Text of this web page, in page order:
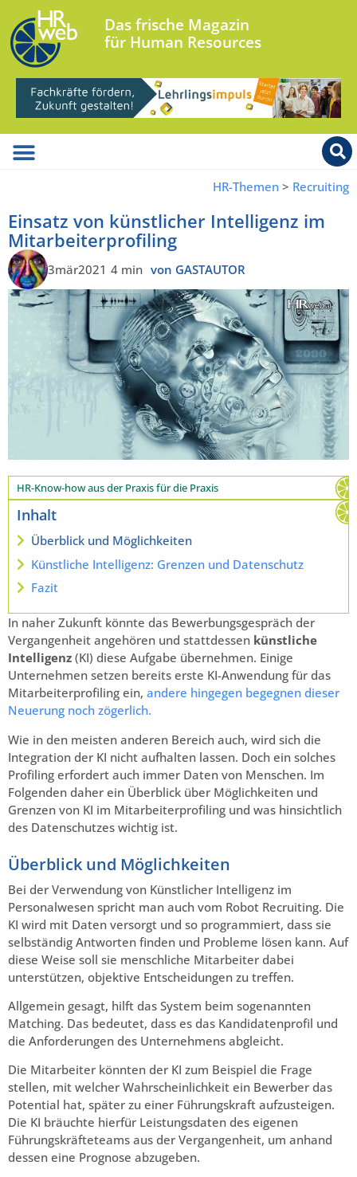
Das frische Magazin
für Human Resources
HR-Themen > Recruiting
Einsatz von künstlicher Intelligenz im
Mitarbeiterprofiling
3mär2021 4 min von GASTAUTOR
HR-Know-how aus der Praxis für die Praxis
Inhalt
Überblick und Möglichkeiten
Künstliche Intelligenz: Grenzen und Datenschutz
Fazit
In naher Zukunft könnte das Bewerbungsgespräch der
Vergangenheit angehören und stattdessen künstliche
Intelligenz (KI) diese Aufgabe übernehmen. Einige
Unternehmen setzen bereits erste KI-Anwendung für das
Mitarbeiterprofiling ein, andere hingegen begegnen dieser
Neuerung noch zögerlich.
Wie in den meisten anderen Bereich auch, wird sich die
Integration der KI nicht aufhalten lassen. Doch ein solches
Profiling erfordert auch immer Daten von Menschen. Im
Folgenden daher ein Überblick über Möglichkeiten und
Grenzen von KI im Mitarbeiterprofiling und was hinsichtlich
des Datenschutzes wichtig ist.
Überblick und Möglichkeiten
Bei der Verwendung von Künstlicher Intelligenz im
Personalwesen spricht man auch vom Robot Recruiting. Die
KI wird mit Daten versorgt und so programmiert, dass sie
selbständig Antworten finden und Probleme lösen kann. Auf
diese Weise soll sie menschliche Mitarbeiter dabei
unterstützen, objektive Entscheidungen zu treffen.
Allgemein gesagt, hilft das System beim sogenannten
Matching. Das bedeutet, dass es das Kandidatenprofil und
die Anforderungen des Unternehmens abgleicht.
Die Mitarbeiter könnten der KI zum Beispiel die Frage
stellen, mit welcher Wahrscheinlichkeit ein Bewerber das
Potential hat, später zu einer Führungskraft aufzusteigen.
Die KI bräuchte hierfür Leistungsdaten des eigenen
Führungskräfteteams aus der Vergangenheit, um anhand
dessen eine Prognose abzugeben.